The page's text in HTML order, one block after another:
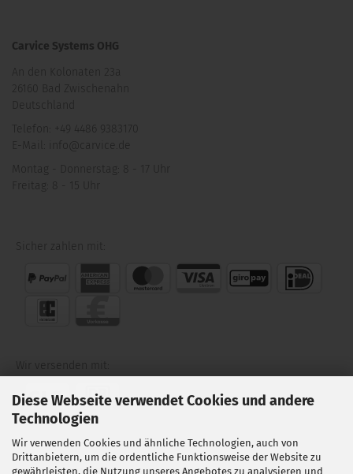
Diese Webseite verwendet Cookies und andere
Technologien
Wir verwenden Cookies und ähnliche Technologien, auch von
Drittanbietern, um die ordentliche Funktionsweise der Website zu
gewährleisten, die Nutzung unseres Angebotes zu analysieren und
Carvice Systems OHG
An den Kolonaten 23a
26160 Bad Zwischenahn
Deutschland
Telefon: +49 4486 9383170
E-Mail: info@carvice.de
Montag - Donnerstag: 8 - 17 Uhr
Freitag: 8 - 15 Uhr
Sicher zahlen mit:
Wir versenden mit:
Folgen Sie uns auf: